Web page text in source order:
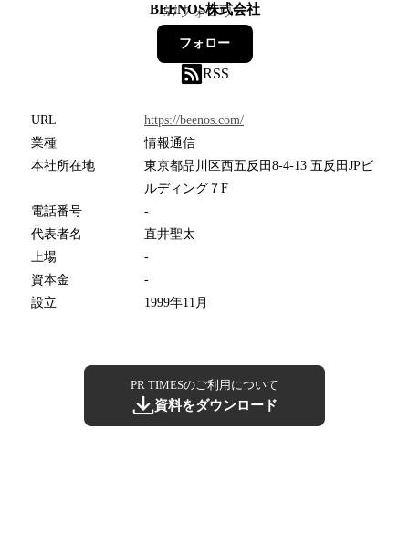
BEENOS株式会社
57フォロワー
フォロー
RSS
URL
https://beenos.com/
業種
情報通信
本社所在地
東京都品川区西五反田8-4-13 五反田JPビ
ルディング７F
電話番号
-
代表者名
直井聖太
上場
-
資本金
-
設立
1999年11月
PR TIMESのご利用について
資料をダウンロード